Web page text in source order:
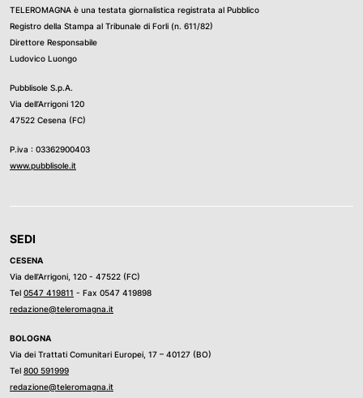
TELEROMAGNA è una testata giornalistica registrata al Pubblico
Registro della Stampa al Tribunale di Forli (n. 611/82)
Direttore Responsabile
Ludovico Luongo
Pubblisole S.p.A.
Via dell’Arrigoni 120
47522 Cesena (FC)
P.iva : 03362900403
www.pubblisole.it
SEDI
CESENA
Via dell’Arrigoni, 120 - 47522 (FC)
Tel 0547 419811 - Fax 0547 419898
redazione@teleromagna.it
BOLOGNA
Via dei Trattati Comunitari Europei, 17 – 40127 (BO)
Tel 800 591999
redazione@teleromagna.it